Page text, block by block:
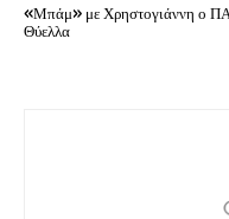
«Μπάμ» με Χρηστογιάννη ο
Θύελλα